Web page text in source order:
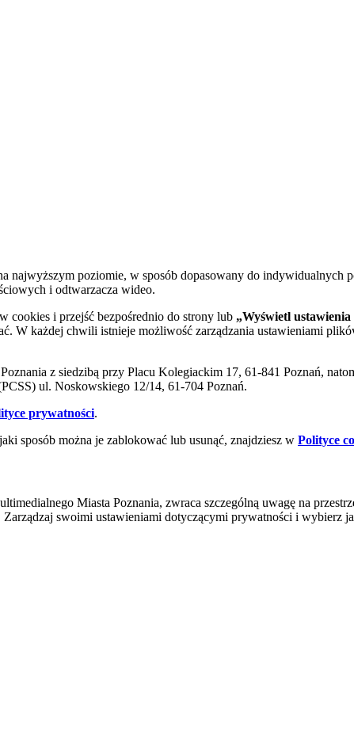
najwyższym poziomie, w sposób dopasowany do
i odtwarzacza wideo.
cookies i przejść bezpośrednio do strony lub „Wyświetl
W każdej chwili istnieje możliwość zarządzania ustawieniami
z siedzibą przy Placu Kolegiackim 17, 61-841 Poznań,
ul. Noskowskiego 12/14, 61-704 Poznań.
prywatności.
sposób można je zablokować lub usunąć, znajdziesz w Polityce
Miasta Poznania, zwraca szczególną uwagę na
swoimi ustawieniami dotyczącymi prywatności i wybierz